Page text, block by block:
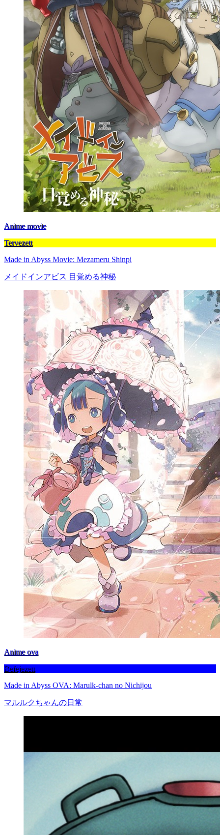
Anime movie
Tervezett
Made in Abyss Movie: Mezameru Shinpi
メイドインアビス 目覚める神秘
Anime ova
Befejezett
Made in Abyss OVA: Marulk-chan no Nichijou
マルルクちゃんの日常